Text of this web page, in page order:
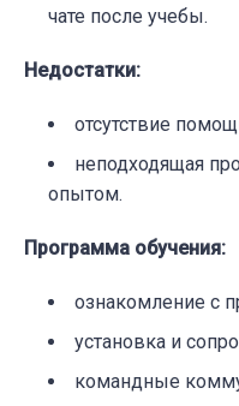
чате после учебы.
Недостатки:
отсутствие
неподходящая
опытом.
Программа обучения:
ознакомление с
установка и
командные